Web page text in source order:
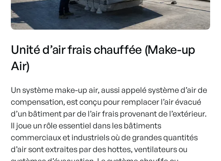
Unité d’air frais chauffée (Make-up
Air)
Un système make-up air, aussi appelé système d’air de
compensation, est conçu pour remplacer l’air évacué
d’un bâtiment par de l’air frais provenant de l’extérieur.
Il joue un rôle essentiel dans les bâtiments
commerciaux et industriels où de grandes quantités
d’air sont extraites par des hottes, ventilateurs ou